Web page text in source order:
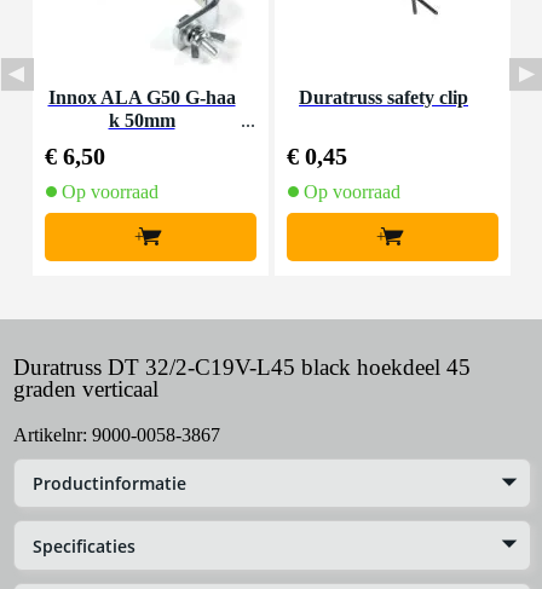
Innox ALA G50 G-haa
k 50mm
€ 6,50
Op voorraad
+
Duratruss safety clip
€ 0,45
Op voorraad
+
Duratruss DT 32/2-C19V-L45 black hoekdeel 45
graden verticaal
Artikelnr: 9000-0058-3867
Productinformatie
Specificaties